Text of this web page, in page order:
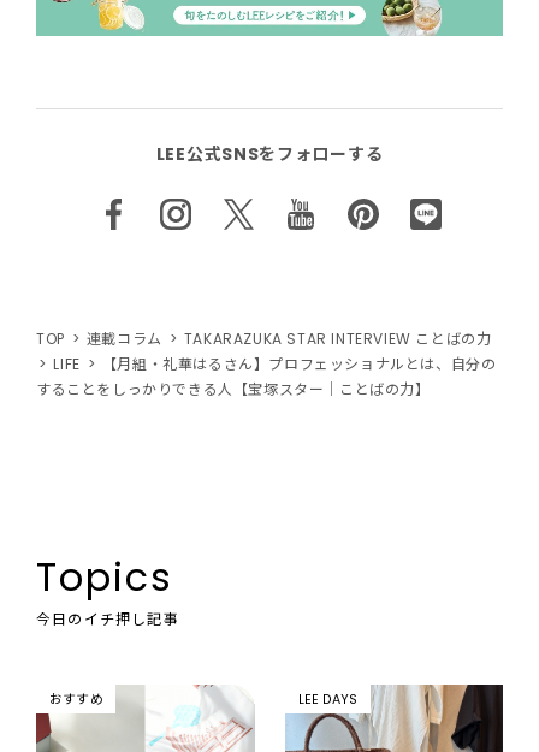
LEE公式SNSをフォローする
TOP 連載コラム
TAKARAZUKA STAR INTERVIEW ことばの力
LIFE
【月組・礼華はるさん】プロフェッショナルとは、自分の
することをしっかりできる人【宝塚スター｜ことばの力】
Topics
今日のイチ押し記事
おすすめ LEE DAYS